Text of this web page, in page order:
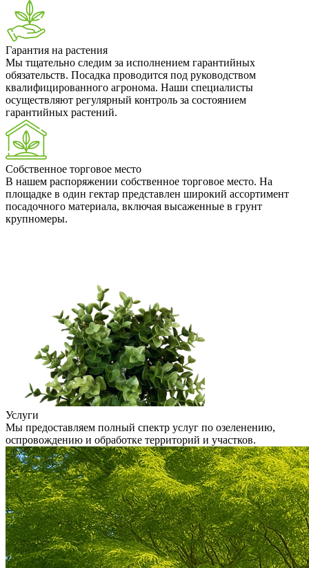
Гарантия на растения
Мы тщательно следим за исполнением гарантийных
обязательств. Посадка проводится под руководством
квалифицированного агронома. Наши специалисты
осуществляют регулярный контроль за состоянием
гарантийных растений.
Собственное торговое место
В нашем распоряжении собственное торговое место. На
площадке в один гектар представлен широкий ассортимент
посадочного материала, включая высаженные в грунт
крупномеры.
Услуги
Мы предоставляем полный спектр услуг по озеленению,
оспровождению и обработке территорий и участков.